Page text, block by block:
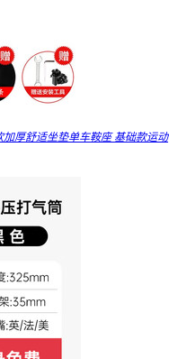
厚舒适坐垫单车鞍座 基础款运动